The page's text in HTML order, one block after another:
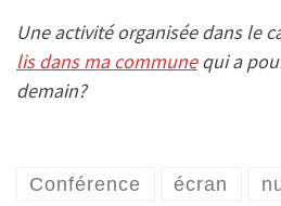
Une activité organisée dans le
lis dans ma communequi a
demain?
Conférence écran